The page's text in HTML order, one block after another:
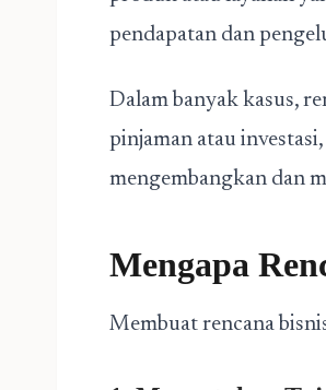
pendapatan dan
Dalam banyak kasus,
pinjaman atau
mengembangkan dan
Mengapa
Membuat rencana